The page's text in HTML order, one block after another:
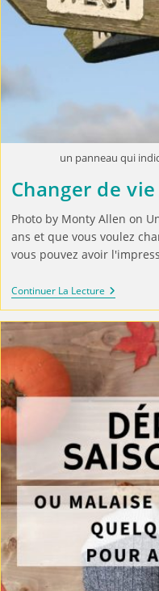
un panneau qui
Changer de
Photo by Monty Allen on
ans et que vous voulez
vous pouvez avoir
Continuer La Lecture